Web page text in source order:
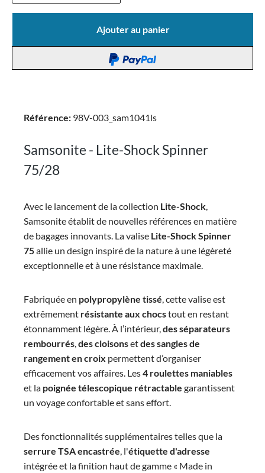
Ajouter au panier
Référence: 98V-003_sam1041ls
Samsonite - Lite-Shock Spinner
75/28
Avec le lancement de la collection Lite-Shock,
Samsonite établit de nouvelles références en matière
de bagages innovants. La valise Lite-Shock Spinner
75allie un design inspiré de la nature à une légèreté
exceptionnelle et à une résistance maximale.
Fabriquée en polypropylène tissé, cette valise est
extrêmement résistante aux chocstout en restant
étonnamment légère. À l’intérieur,des séparateurs
rembourrés,des cloisonsetdes sangles de
rangement en croix permettent d’organiser
efficacement vos affaires. Les4 roulettes maniables
et la poignée télescopique rétractable garantissent
un voyage confortable et sans effort.
Des fonctionnalités supplémentaires telles que la
serrure TSA encastrée, l'étiquette d'adresse
intégrée et la finition haut de gamme « Made in